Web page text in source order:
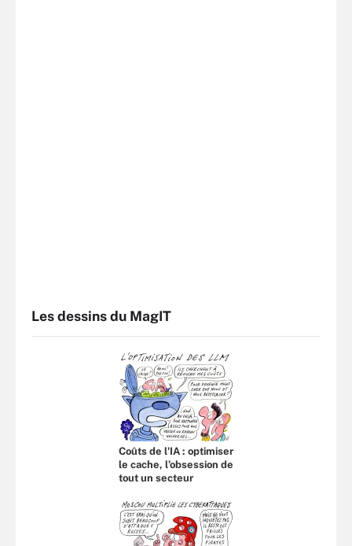
Les dessins du MagIT
Coûts de l'IA : optimiser
le cache, l’obsession de
tout un secteur